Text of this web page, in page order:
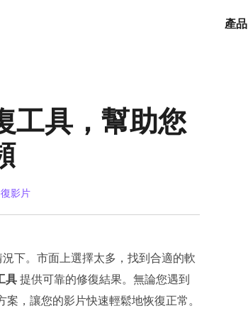
產品
工具，幫助您
影片
下。市面上選擇太多，找到合適的軟
具提供可靠的修復結果。無論您遇到
，讓您的影片快速輕鬆地恢復正常。